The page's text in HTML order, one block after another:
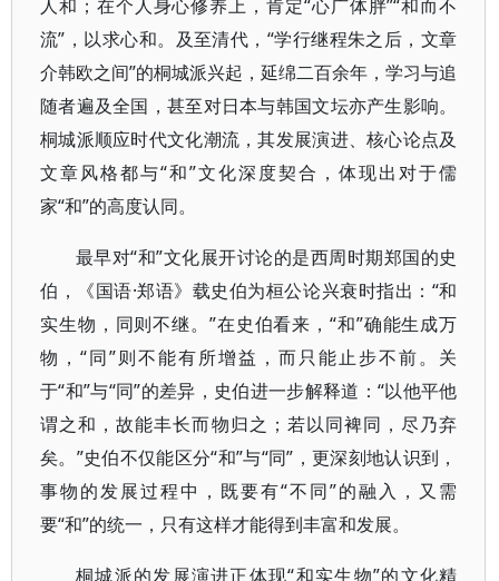
人和；在个人身心修养上，肯定“心广体胖”“和而不
流”，以求心和。及至清代，“学行继程朱之后，文章
介韩欧之间”的桐城派兴起，延绵二百余年，学习与追
随者遍及全国，甚至对日本与韩国文坛亦产生影响。
桐城派顺应时代文化潮流，其发展演进、核心论点及
文章风格都与“和”文化深度契合，体现出对于儒
家“和”的高度认同。
最早对“和”文化展开讨论的是西周时期郑国的史
伯，《国语·郑语》载史伯为桓公论兴衰时指出：“和
实生物，同则不继。”在史伯看来，“和”确能生成万
物，“同”则不能有所增益，而只能止步不前。关
于“和”与“同”的差异，史伯进一步解释道：“以他平他
谓之和，故能丰长而物归之；若以同裨同，尽乃弃
矣。”史伯不仅能区分“和”与“同”，更深刻地认识到，
事物的发展过程中，既要有“不同”的融入，又需
要“和”的统一，只有这样才能得到丰富和发展。
桐城派的发展演进正体现“和实生物”的文化精